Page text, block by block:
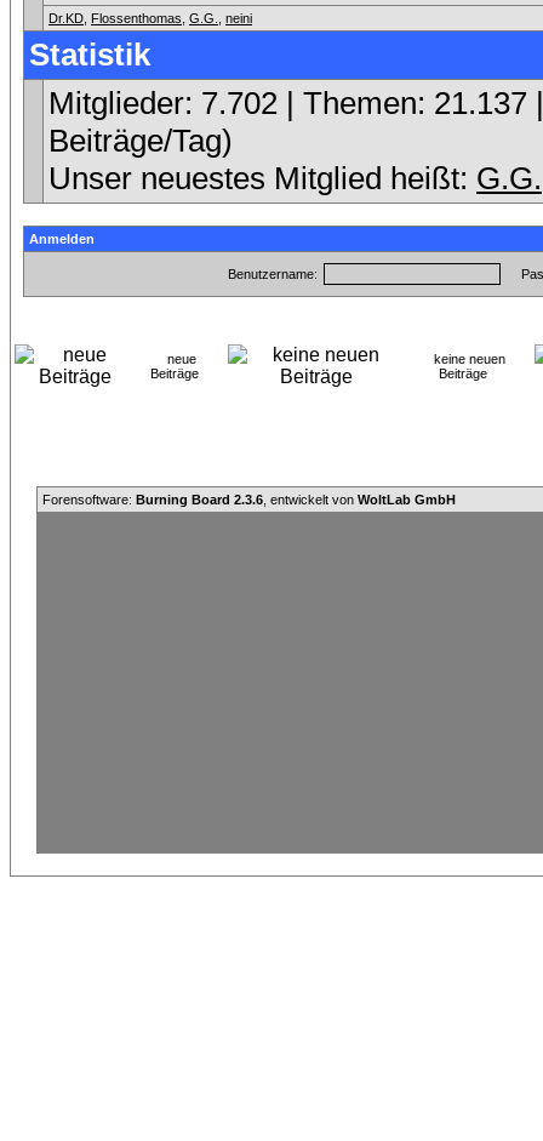
Dr.KD Flossenthomas G.G. neini
Statistik
Mitglieder: 7.702 | Themen:
Beiträge/Tag)
Unser neuestes Mitglied heißt: G.G.
Anmelden
Benutzername:
neue
Beiträge
keine neuen
Beiträge
Forensoftware: Burning Board 2.3.6 , entwickelt von WoltLab GmbH